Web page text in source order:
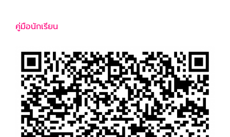
คู่มือนักเรียน